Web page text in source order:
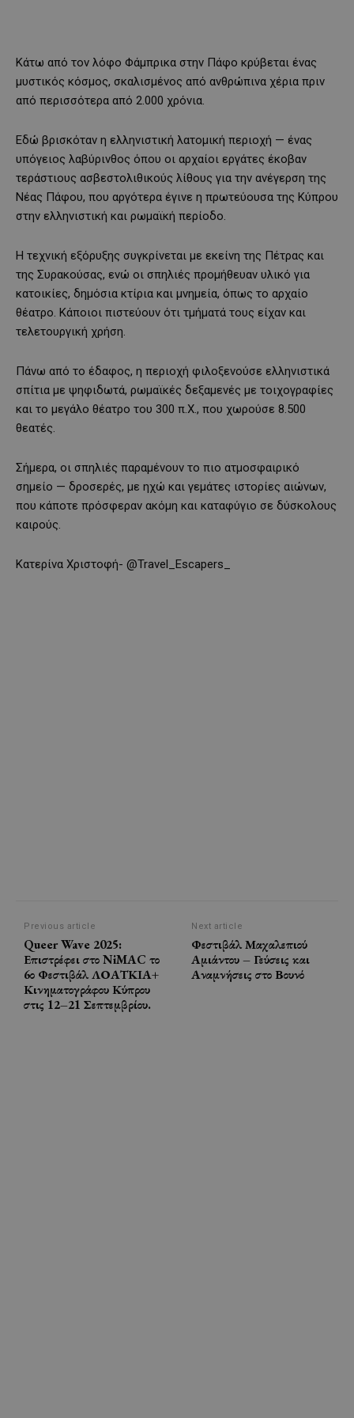
Κάτω από τον λόφο Φάμπρικα στην Πάφο κρύβεται ένας
μυστικός κόσμος, σκαλισμένος από ανθρώπινα χέρια πριν
από περισσότερα από 2.000 χρόνια.
Εδώ βρισκόταν η ελληνιστική λατομική περιοχή — ένας
υπόγειος λαβύρινθος όπου οι αρχαίοι εργάτες έκοβαν
τεράστιους ασβεστολιθικούς λίθους για την ανέγερση της
Νέας Πάφου, που αργότερα έγινε η πρωτεύουσα της Κύπρου
στην ελληνιστική και ρωμαϊκή περίοδο.
Η τεχνική εξόρυξης συγκρίνεται με εκείνη της Πέτρας και
της Συρακούσας, ενώ οι σπηλιές προμήθευαν υλικό για
κατοικίες, δημόσια κτίρια και μνημεία, όπως το αρχαίο
θέατρο. Κάποιοι πιστεύουν ότι τμήματά τους είχαν και
τελετουργική χρήση.
Πάνω από το έδαφος, η περιοχή φιλοξενούσε ελληνιστικά
σπίτια με ψηφιδωτά, ρωμαϊκές δεξαμενές με τοιχογραφίες
και το μεγάλο θέατρο του 300 π.Χ., που χωρούσε 8.500
θεατές.
Σήμερα, οι σπηλιές παραμένουν το πιο ατμοσφαιρικό
σημείο — δροσερές, με ηχώ και γεμάτες ιστορίες αιώνων,
που κάποτε πρόσφεραν ακόμη και καταφύγιο σε δύσκολους
καιρούς.
Κατερίνα Χριστοφή- @Travel_Escapers_
Previous article
Queer Wave 2025:
Επιστρέφει στο NiMAC το
6ο Φεστιβάλ ΛΟΑΤΚΙΑ+
Κινηματογράφου Κύπρου
στις 12–21 Σεπτεμβρίου.
Next article
Φεστιβάλ Μαχαλεπιού
Αμιάντου – Γεύσεις και
Αναμνήσεις στο Βουνό